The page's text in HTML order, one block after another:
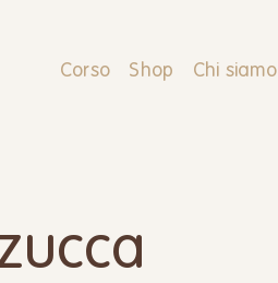
Corso Shop Chi siamo